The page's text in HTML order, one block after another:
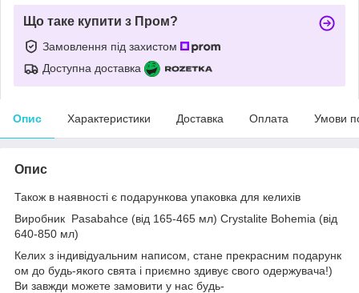
Що таке купити з Пром?
Замовлення під захистом
Доступна доставка
Опис Характеристики Доставка Оплата Умови
Опис
Також в наявності є подарункова упаковка для келихів
Виробник Pasabahce (від 165-465 мл) Crystalite Bohemia (від
640-850 мл)
Келих з індивідуальним написом, стане прекрасним подарунк
ом до будь-якого свята і приємно здивує свого одержувача!)
Ви завжди можете замовити у нас будь-